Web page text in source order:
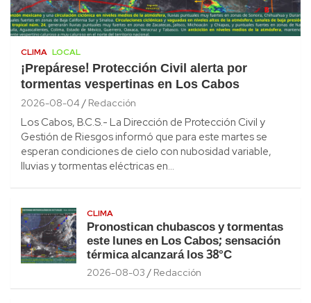
CLIMA LOCAL
¡Prepárese! Protección Civil alerta por
tormentas vespertinas en Los Cabos
2026-08-04 Redacción
Los Cabos, B.C.S.- La Dirección de Protección Civil y
Gestión de Riesgos informó que para este martes se
esperan condiciones de cielo con nubosidad variable,
lluvias y tormentas eléctricas en…
CLIMA
Pronostican chubascos y tormentas
este lunes en Los Cabos; sensación
térmica alcanzará los 38°C
2026-08-03 Redacción